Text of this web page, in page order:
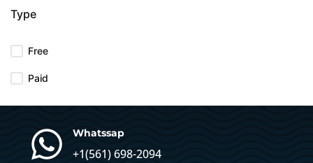
Type
Free
Paid
 Whatssap
+1(561) 698-2094